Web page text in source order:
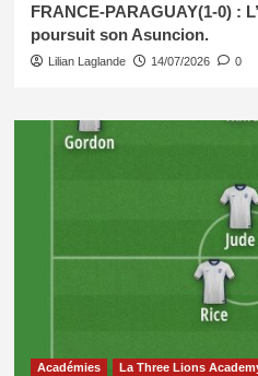
FRANCE-PARAGUAY(1-0) :
poursuit son Asuncion.
Lilian Laglande 14/07/2026 0
Académies La Three Lions